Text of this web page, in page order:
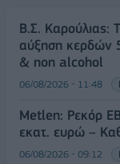
Β.Σ. Καρούλιας:
αύξηση κερδών
& non alcohol
06/08/2026 - 11:48
Metlen: Ρεκόρ
εκατ. ευρώ –
06/08/2026 - 09:12